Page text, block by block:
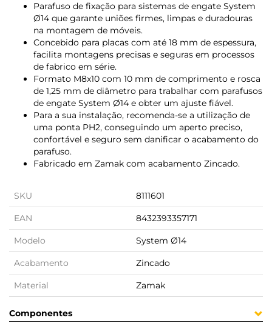
Parafuso de fixação para sistemas de engate System
Ø14 que garante uniões firmes, limpas e duradouras
na montagem de móveis.
Concebido para placas com até 18 mm de espessura,
facilita montagens precisas e seguras em processos
de fabrico em série.
Formato M8x10 com 10 mm de comprimento e rosca
de 1,25 mm de diâmetro para trabalhar com parafusos
de engate System Ø14 e obter um ajuste fiável.
Para a sua instalação, recomenda-se a utilização de
uma ponta PH2, conseguindo um aperto preciso,
confortável e seguro sem danificar o acabamento do
parafuso.
Fabricado em Zamak com acabamento Zincado.
SKU 8111601
EAN 8432393357171
Modelo System Ø14
Acabamento Zincado
Material Zamak
Componentes